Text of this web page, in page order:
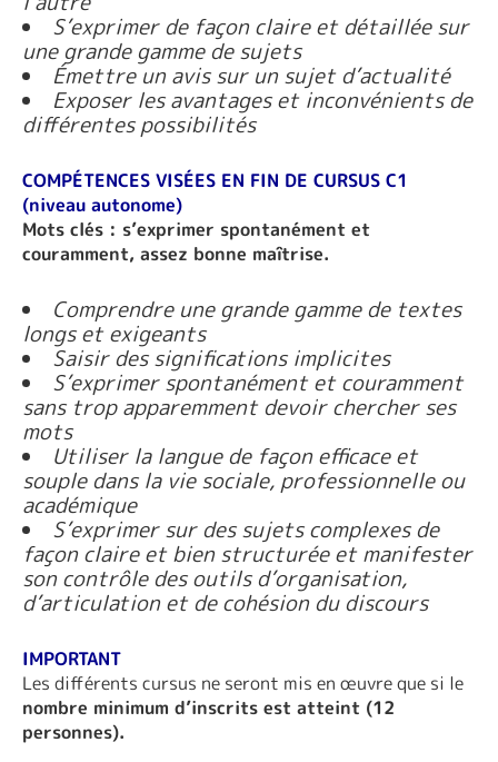
S’exprimer de façon claire et détaillée sur
une grande gamme de sujets
Émettre un avis sur un sujet d’actualité
Exposer les avantages et inconvénients de
différentes possibilités
COMPÉTENCES VISÉES EN FIN DE CURSUS C1
(niveau autonome)
Mots clés : s’exprimer spontanément et
couramment, assez bonne maîtrise.
Comprendre une grande gamme de textes
longs et exigeants
Saisir des significations implicites
S’exprimer spontanément et couramment
sans trop apparemment devoir chercher ses
mots
Utiliser la langue de façon efficace et
souple dans la vie sociale, professionnelle ou
académique
S’exprimer sur des sujets complexes de
façon claire et bien structurée et manifester
son contrôle des outils d’organisation,
d’articulation et de cohésion du discours
IMPORTANT
Les différents cursus ne seront mis en œuvre que si le
nombre minimum d’inscrits est atteint (12
personnes).